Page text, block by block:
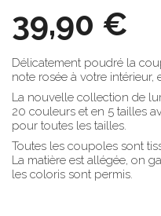
39,90 €
Délicatement poudré la
note rosée à votre intérieur,
La nouvelle collection de
20 couleurs et en 5 tailles
pour toutes les tailles.
Toutes les coupoles sont
La matière est allégée, on
les coloris sont permis.